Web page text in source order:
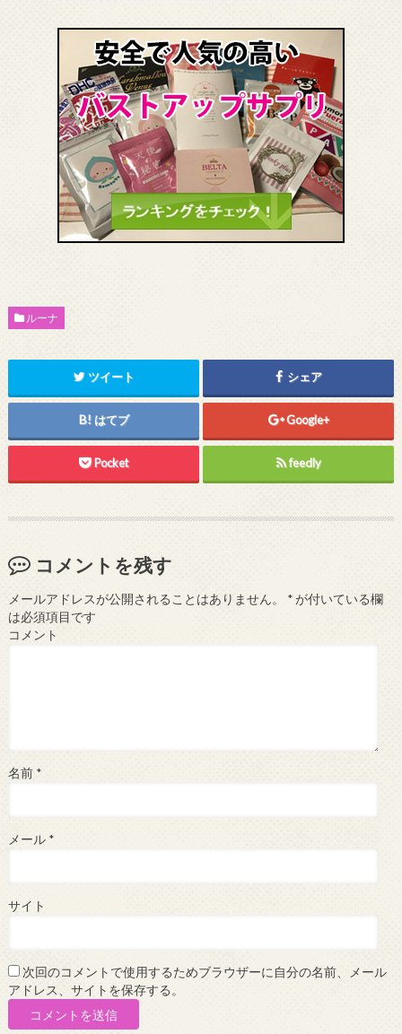
ルーナ
ツイート シェア
はてブ Google+
Pocket feedly
コメントを残す
メールアドレスが公開されることはありません。 *が付いている欄
は必須項目です
コメント
名前 *
メール *
サイト
次回のコメントで使用するためブラウザーに自分の名前、メール
アドレス、サイトを保存する。